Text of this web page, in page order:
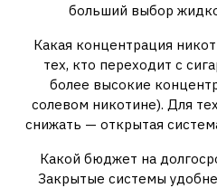
больший выбор
Какая концентрация
тех, кто переходит с
более высокие
солевом никотине). Для
снижать — открытая
Какой бюджет на
Закрытые системы